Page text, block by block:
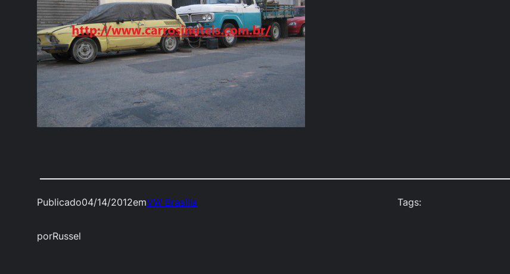
Publicado04/14/2012emVW Brasília
porRussel
Tags: